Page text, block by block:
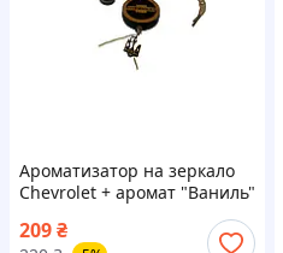
Ароматизатор на зеркало
Chevrolet + аромат "Ваниль"
209₴